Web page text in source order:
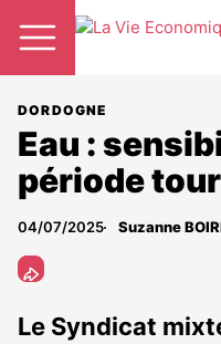
DORDOGNE
Eau :
période
04/07/2025 Suzanne
Le Syndicat